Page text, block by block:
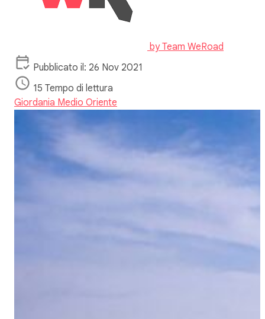
byTeam WeRoad
Pubblicato il: 26 Nov 2021
15 Tempo di lettura
Giordania Medio Oriente